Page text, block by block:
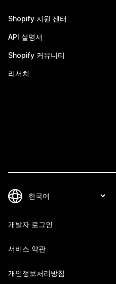
Shopify 지원 센터
API 설명서
Shopify 커뮤니티
리서치
개발자 로그인
서비스 약관
개인정보처리방침